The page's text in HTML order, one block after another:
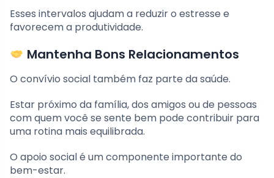
Esses intervalos ajudam a reduzir o estresse e
favorecem a produtividade.
Mantenha Bons Relacionamentos
O convívio social também faz parte da saúde.
Estar próximo da família, dos amigos ou de pessoas
com quem você se sente bem pode contribuir para
uma rotina mais equilibrada.
O apoio social é um componente importante do
bem-estar.